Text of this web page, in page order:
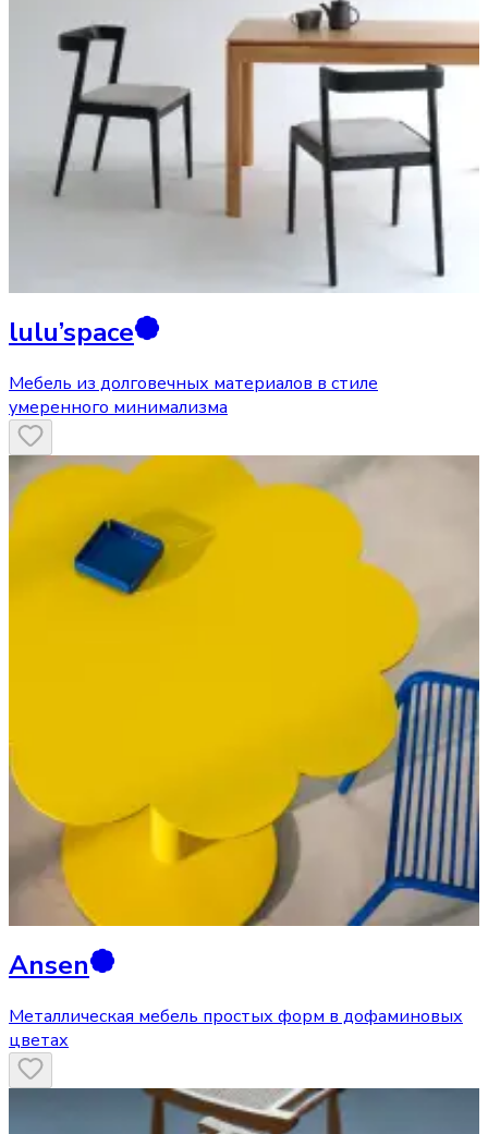
lulu’space
Мебель из долговечных материалов в стиле
умеренного минимализма
Ansen
Металлическая мебель простых форм в дофаминовых
цветах